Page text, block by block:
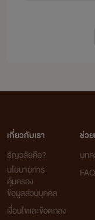
เกี่ยวกับเรา
ธัญวลัยคือ?
นโยบายการ
คุ้มครอง
ข้อมูลส่วนบุคคล
เงื่อนไขและข้อตกลง
ช่ว
บท
FAQ